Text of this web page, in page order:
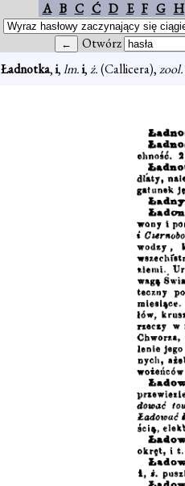
A B C Ć D E F G H
Otwórz
Ładnotka,i,lm.i,ż.(Callicera),zool.